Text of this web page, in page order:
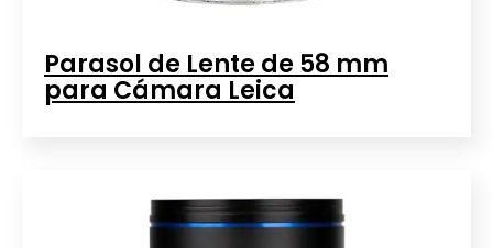
Parasol de Lente de 58 mm
para Cámara Leica